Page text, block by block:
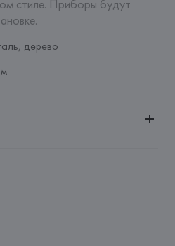
стиле. Приборы будут
дерево